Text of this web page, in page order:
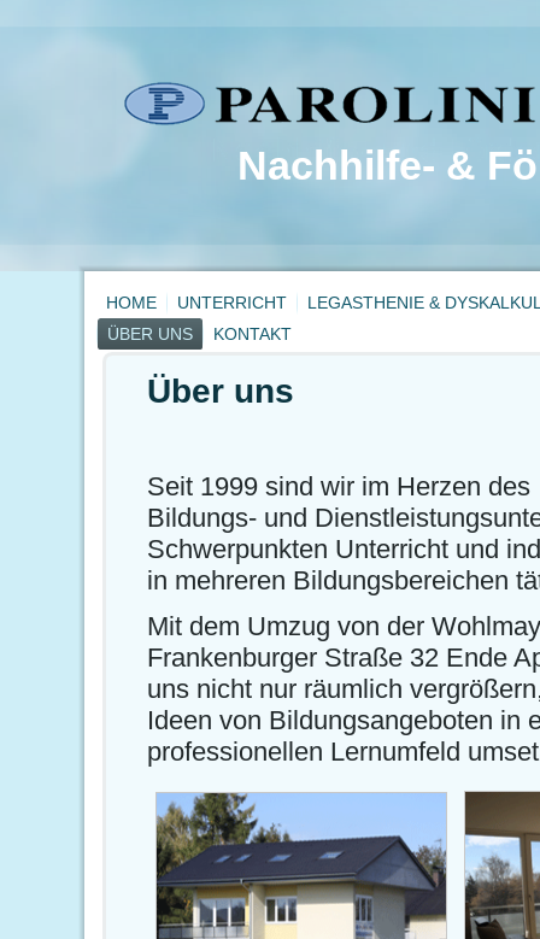
Nachhilfe- &
HOME UNTERRICHT
LEGASTHENIE &
ÜBER UNS
KONTAKT
Über uns
Seit 1999 sind wir im Herzen des
Bildungs- und
Schwerpunkten Unterricht und
in mehreren Bildungsbereichen
Mit dem Umzug von der
Frankenburger Straße 32 Ende
uns nicht nur räumlich
Ideen von Bildungsangeboten in
professionellen Lernumfeld